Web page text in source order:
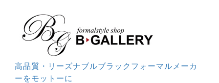
高品質・リーズナブルブラックフォーマルメーカ
ーをモットーに